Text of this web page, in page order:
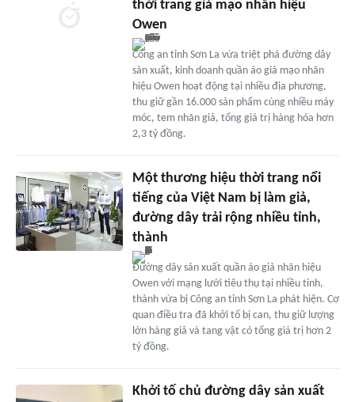
thời trang giả mạo nhãn hiệu
Owen
Công an tỉnh Sơn La vừa triệt phá đường dây
sản xuất, kinh doanh quần áo giả mạo nhãn
hiệu Owen hoạt động tại nhiều địa phương,
thu giữ gần 16.000 sản phẩm cùng nhiều máy
móc, tem nhãn giả, tổng giá trị hàng hóa hơn
2,3 tỷ đồng.
Một thương hiệu thời trang nổi
tiếng của Việt Nam bị làm giả,
đường dây trải rộng nhiều tỉnh,
thành
Đường dây sản xuất quần áo giả nhãn hiệu
Owen với mạng lưới tiêu thụ tại nhiều tỉnh,
thành vừa bị Công an tỉnh Sơn La phát hiện. Cơ
quan điều tra đã khởi tố bị can, thu giữ lượng
lớn hàng giả và tang vật có tổng giá trị hơn 2
tỷ đồng.
Khởi tố chủ đường dây sản xuất